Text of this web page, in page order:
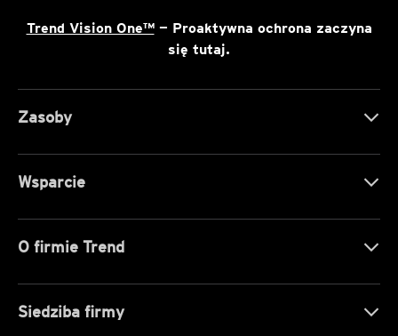
Trend Vision One™— Proaktywna ochrona zaczyna
się tutaj.
Zasoby
Wsparcie
O firmie Trend
Siedziba firmy